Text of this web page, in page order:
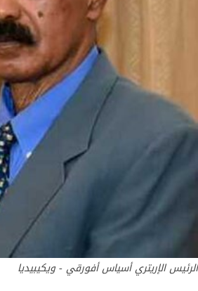
الرئيس الإريتري أسياس أفورقي - ويكيبيديا